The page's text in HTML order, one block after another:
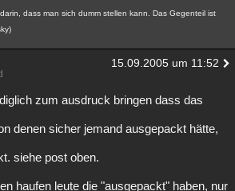
dass man sich dumm stellen kann. Das Gegenteil ist
15.09.2005 um 11:52
zum ausdruck bringen dass das
denen sicher jemand ausgepackt hätte,
siehe post oben.
haufen leute die "ausgepackt" haben, nur